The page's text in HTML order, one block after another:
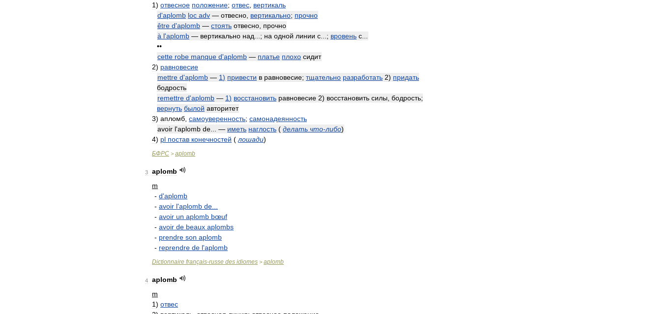
1) отвесное положение; отвес вертикаль
d'aplomb loc adv — отвесно вертикально; прочно
être d'aplomb — стоять отвесно прочно
à l'aplomb — вертикально над ...; на одной линии с ...; вровень с
••
cette robe manque d'aplomb — платье плохо сидит
2) равновесие
mettre d'aplomb — 1) привести в равновесие; тщательно разработать 2) придать
бодрость
remettre d'aplomb — 1) восстановить равновесие 2) восстановить силы бодрость;
вернуть былой авторитет
3) апломб самоуверенность; самонадеянность
avoir l'aplomb de ... — иметь наглость ( делать что-либо)
4) pl постав конечностей ( лошади)
БФРС > aplomb
3
aplomb
m
- d'aplomb
- avoir l'aplomb de
- avoir un aplomb bœuf
- avoir de beaux aplombs
- prendre son aplomb
- reprendre de l'aplomb
Dictionnaire français-russe des idiomes > aplomb
4
aplomb
m
1) отвес